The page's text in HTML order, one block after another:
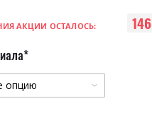
АКЦИИ ОСТАЛОСЬ: 146